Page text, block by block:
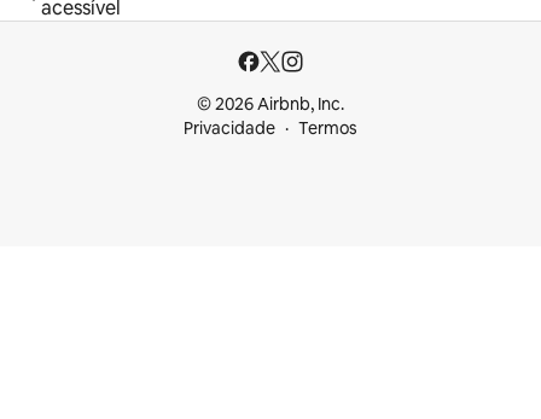
acessível
© 2026 Airbnb, Inc.
Privacidade
Termos